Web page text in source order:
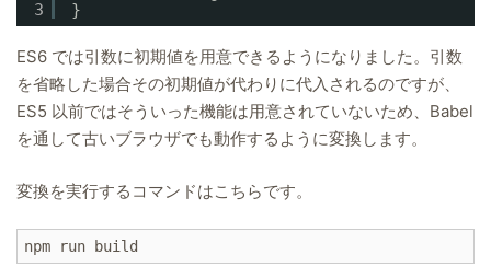
3
}
ES6 では引数に初期値を用意できるようになりました。引数
を省略した場合その初期値が代わりに代入されるのですが、
ES5 以前ではそういった機能は用意されていないため、Babel
を通して古いブラウザでも動作するように変換します。
変換を実行するコマンドはこちらです。
npm run build